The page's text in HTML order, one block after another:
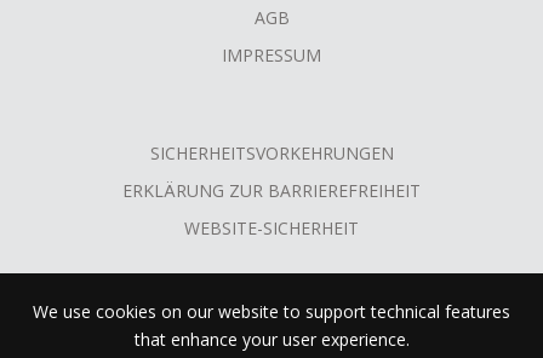
AGB
IMPRESSUM
SICHERHEITSVORKEHRUNGEN
ERKLÄRUNG ZUR BARRIEREFREIHEIT
WEBSITE-SICHERHEIT
We use cookies on our website to support technical features
that enhance your user experience.